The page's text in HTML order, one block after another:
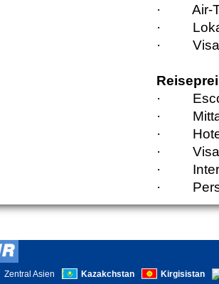
·
Air-
·
·
·
·
·
·
·
·
Zentral Asien Kazakchstan Kirgisistan